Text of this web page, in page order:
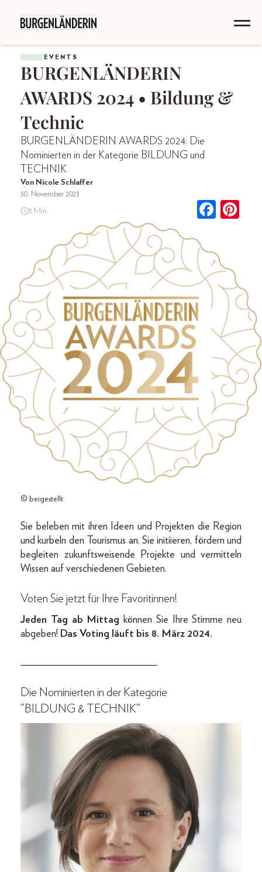
EVENTS
BURGENLÄNDERIN
AWARDS 2024 • Bildung &
Technic
BURGENLÄNDERIN AWARDS 2024: Die
Nominierten in der Kategorie BILDUNG und
TECHNIK
Von Nicole Schlaffer
30. November 2023
3 Min.
© beigestellt
Sie beleben mit ihren Ideen und Projekten die Region
und kurbeln den Tourismus an. Sie initiieren, fördern und
begleiten zukunftsweisende ­Projekte und vermitteln
Wissen auf verschiedenen Gebieten.
Voten Sie jetzt für Ihre Favoritinnen!
Jeden Tag ab Mittag können Sie Ihre Stimme neu
abgeben! Das Voting läuft bis 8. März 2024.
__________________________
Die Nominierten in der Kategorie
“BILDUNG & TECHNIK”